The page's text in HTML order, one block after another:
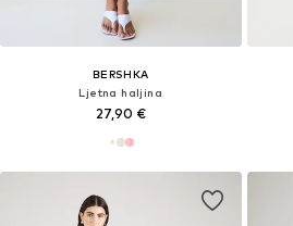
BERSHKA
Ljetna haljina
27,90 €